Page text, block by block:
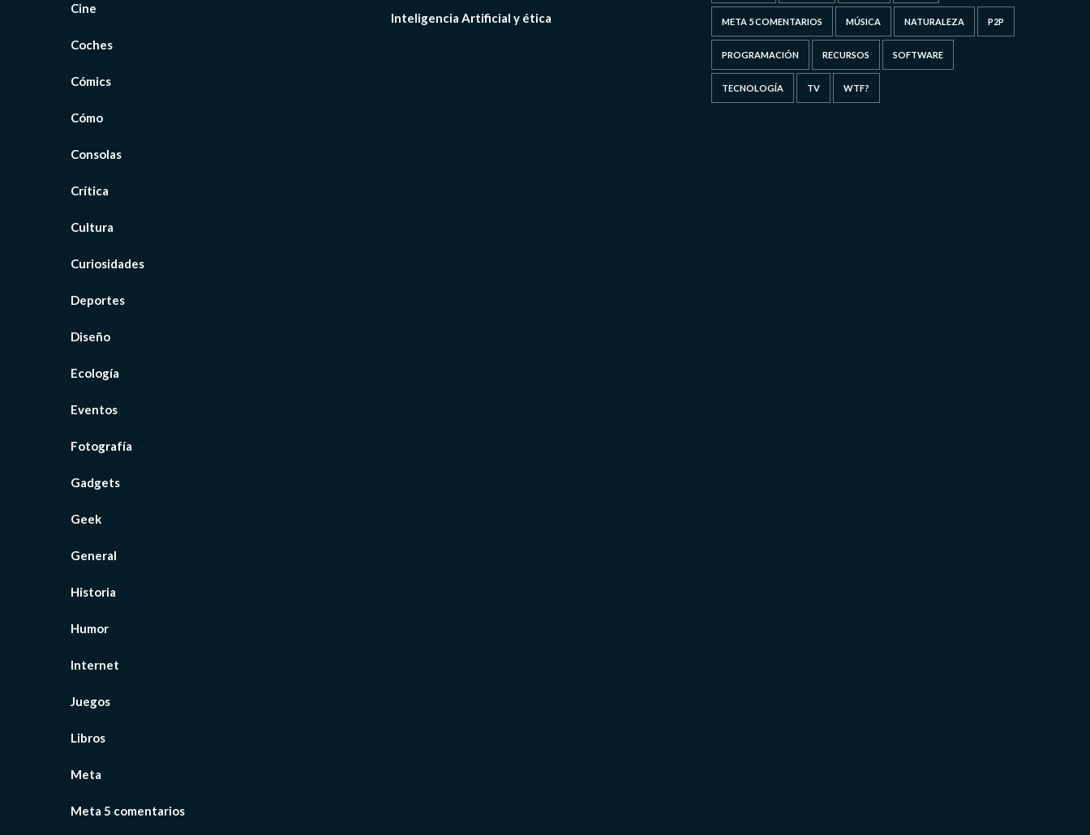
Cine
Coches
Cómics
Cómo
Consolas
Crítica
Cultura
Curiosidades
Deportes
Diseño
Ecología
Eventos
Fotografía
Gadgets
Geek
General
Historia
Humor
Internet
Juegos
Libros
Meta
Meta 5 comentarios
Inteligencia Artificial y ética META 5 COMENTARIOS MÚSICA NATURALEZA P2P
PROGRAMACIÓN RECURSOS SOFTWARE
TECNOLOGÍA TV WTF?